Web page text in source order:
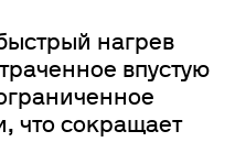
нагрев
впустую
что сокращает